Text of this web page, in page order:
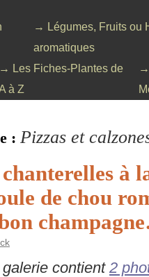
→ Légumes, Fruits ou
aromatiques
→ Les Fiches-Plantes de
à Z
→
: Pizzas et
à
de chou
contient 2